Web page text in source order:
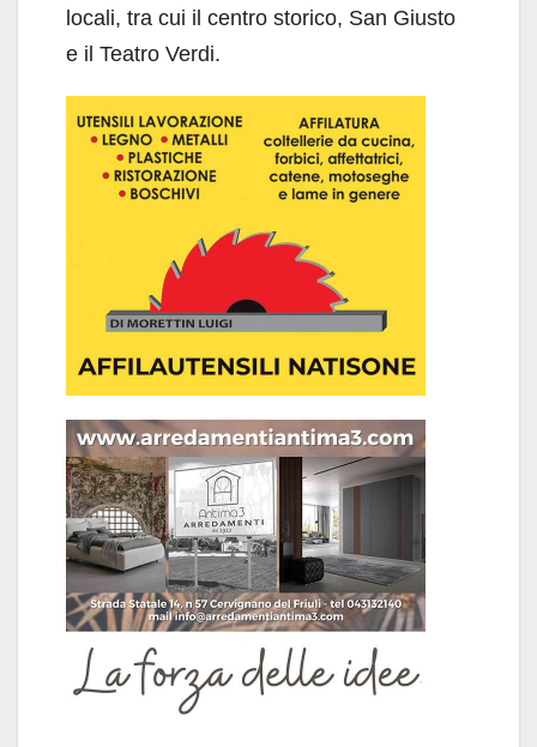
locali, tra cui il centro storico, San Giusto
e il Teatro Verdi.